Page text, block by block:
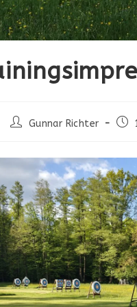
Beitrags-
Gunnar Richter